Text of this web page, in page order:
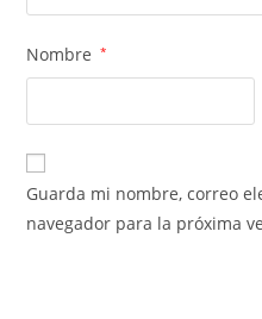
Nombre *
Guarda mi nombre, correo
navegador para la próxima